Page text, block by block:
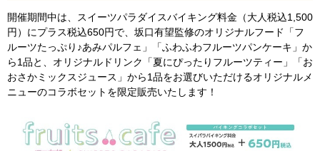
開催期間中は、スイーツパラダイスバイキング料金（大人税込1,500
円）にプラス税込650円で、坂口有望監修のオリジナルフード「フ
ルーツたっぷり♪あみパルフェ」「ふわふわフルーツパンケーキ」か
ら1品と、オリジナルドリンク「夏にぴったりフルーツティー」「お
おさかミックスジュース」から1品をお選びいただけるオリジナルメ
ニューのコラボセットを限定販売いたします！